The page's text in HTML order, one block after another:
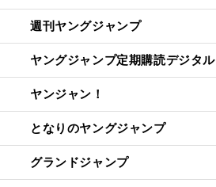
週刊ヤングジャンプ
ヤングジャンプ定期購読デジタル
ヤンジャン！
となりのヤングジャンプ
グランドジャンプ